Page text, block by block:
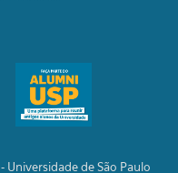
Universidade de São Paulo